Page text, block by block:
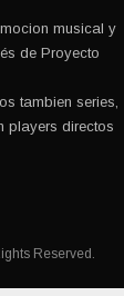
musical y
de Proyecto
tambien series,
players directos
Reserved.